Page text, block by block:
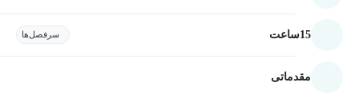
15ساعت سرفصل‌ها
مقدماتی